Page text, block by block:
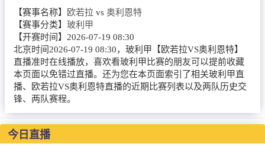
录像
足球录像
篮球录像
新闻
足球新闻
篮球新闻
【赛事名称】 欧若拉 vs 奥利恩特
【赛事分类】 玻利甲
【开赛时间】 2026-07-19 08:30
北京时间2026-07-19 08:30，玻利甲【欧若拉VS奥利恩特】
直播准时在线播放，喜欢看玻利甲比赛的朋友可以提前收藏
本页面以免错过直播。还为您在本页面索引了相关玻利甲直
播、欧若拉VS奥利恩特直播的近期比赛列表以及两队历史交
锋、两队赛程。
今日直播